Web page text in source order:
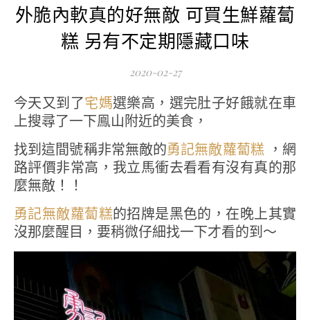
外脆內軟真的好無敵 可買生鮮蘿蔔
糕 另有不定期隱藏口味
2020-02-27
今天又到了宅媽選樂高，選完肚子好餓就在車
上搜尋了一下鳯山附近的美食，
找到這間號稱非常無敵的勇記無敵蘿蔔糕 ，網
路評價非常高，我立馬衝去看看有沒有真的那
麼無敵！！
勇記無敵蘿蔔糕的招牌是黑色的，在晚上其實
沒那麼醒目，要稍微仔細找一下才看的到～